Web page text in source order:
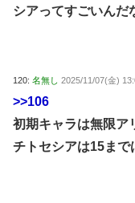
シアってすごいんだ
120: 名無し 2025/11/07(金)
>>106
初期キャラは無限ア
チトセシアは15まで